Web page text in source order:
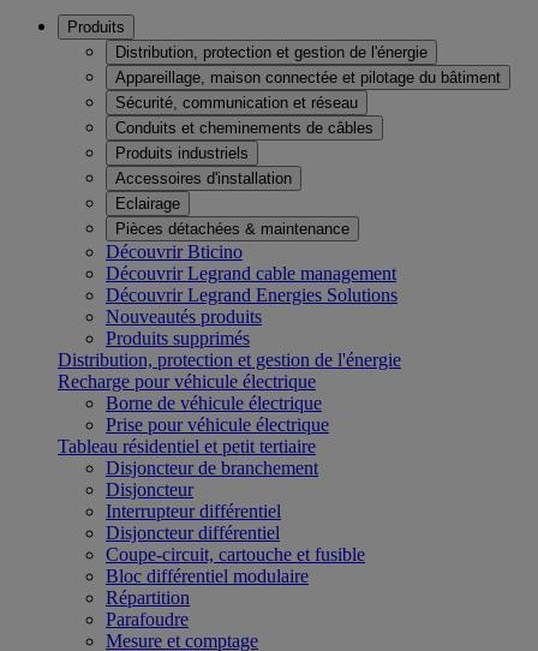
Produits
Distribution, protection et gestion de l'énergie
Appareillage, maison connectée et pilotage du bâtiment
Sécurité, communication et réseau
Conduits et cheminements de câbles
Produits industriels
Accessoires d'installation
Eclairage
Pièces détachées & maintenance
Découvrir Bticino
Découvrir Legrand cable management
Découvrir Legrand Energies Solutions
Nouveautés produits
Produits supprimés
Distribution, protection et gestion de l'énergie
Recharge pour véhicule électrique
Borne de véhicule électrique
Prise pour véhicule électrique
Tableau résidentiel et petit tertiaire
Disjoncteur de branchement
Disjoncteur
Interrupteur différentiel
Disjoncteur différentiel
Coupe-circuit, cartouche et fusible
Bloc différentiel modulaire
Répartition
Parafoudre
Mesure et comptage